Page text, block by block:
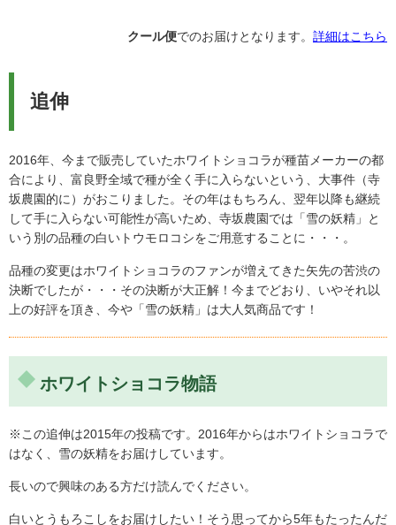
あっというまに食べ終わってしまいました
親戚に届けると、とてもおいしかったとみんな喜んでくれ
ました。もちろん、我が家でも大好評で、あっというまに
食べ終わってしまいました。甘くて、やわらかくて、みず
みずしい本当においしいとうもろこしをありがとうござい
ました。保存 […]
クール便でのお届けとなります。 詳細はこちら
追伸
2016年、今まで販売していたホワイトショコラが種苗メーカーの都
合により、富良野全域で種が全く手に入らないという、大事件（寺
坂農園的に）がおこりました。その年はもちろん、翌年以降も継続
して手に入らない可能性が高いため、寺坂農園では「雪の妖精」と
いう別の品種の白いトウモロコシをご用意することに・・・。
品種の変更はホワイトショコラのファンが増えてきた矢先の苦渋の
決断でしたが・・・その決断が大正解！今までどおり、いやそれ以
上の好評を頂き、今や「雪の妖精」は大人気商品です！
ホワイトショコラ物語
※この追伸は2015年の投稿です。2016年からはホワイトショコラで
はなく、雪の妖精をお届けしています。
長いので興味のある方だけ読んでください。
白いとうもろこしをお届けしたい！そう思ってから5年もたったんだ